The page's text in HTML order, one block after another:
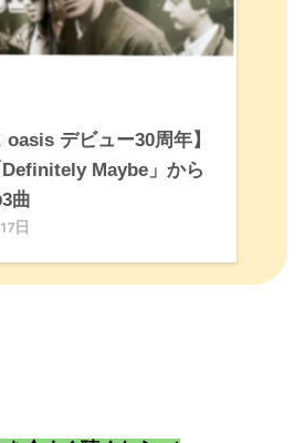
oasis デビュー30周年】
Maybe」から
曲
日